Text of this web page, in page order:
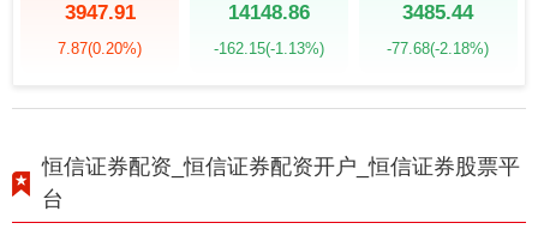
3947.91
7.87(0.20%)
14148.86
-162.15(-1.13%)
3485.44
-77.68(-2.18%)
恒信证券配资_恒信证券配资开户_恒信证券股票平
台